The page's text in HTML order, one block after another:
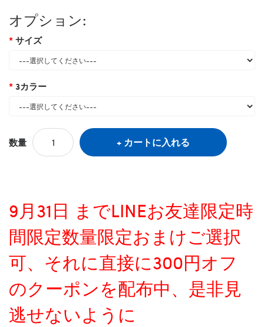
オプション:
サイズ
3カラー
数量 カートに入れる
9月31日 までLINEお友達限定時
間限定数量限定おまけご選択
可、それに直接に300円オフ
のクーポンを配布中、是非見
逃せないように